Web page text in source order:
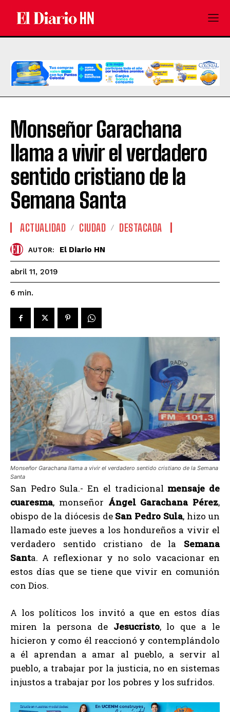
Monseñor Garachana
llama a vivir el verdadero
sentido cristiano de la
Semana Santa
ACTUALIDAD CIUDAD DESTACADA
AUTOR: El Diario HN
abril 11, 2019
6 min.
Monseñor Garachana llama a vivir el verdadero sentido cristiano de la Semana
Santa
San Pedro Sula.- En el tradicional mensaje de
cuaresma, monseñor Ángel Garachana Pérez,
obispo de la diócesis de San Pedro Sula, hizo un
llamado este jueves a los hondureños a vivir el
verdadero sentido cristiano de la Semana
Santa. A reflexionar y no solo vacacionar en
estos días que se tiene que vivir en comunión
con Dios.
A los políticos los invitó a que en estos días
miren la persona de Jesucristo, lo que a le
hicieron y como él reaccionó y contemplándolo
a él aprendan a amar al pueblo, a servir al
pueblo, a trabajar por la justicia, no en sistemas
injustos a trabajar por los pobres y los sufridos.